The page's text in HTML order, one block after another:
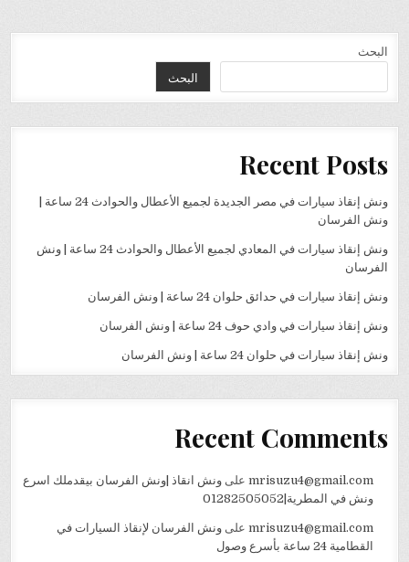
البحث
البحث
Recent Posts
ونش إنقاذ سيارات في مصر الجديدة لجميع الأعطال والحوادث 24 ساعة |
ونش الفرسان
ونش إنقاذ سيارات في المعادي لجميع الأعطال والحوادث 24 ساعة | ونش
الفرسان
ونش إنقاذ سيارات في حدائق حلوان 24 ساعة | ونش الفرسان
ونش إنقاذ سيارات في وادي حوف 24 ساعة | ونش الفرسان
ونش إنقاذ سيارات في حلوان 24 ساعة | ونش الفرسان
Recent Comments
mrisuzu4@gmail.comعلى ونش انقاذ |ونش الفرسان بيقدملك اسرع
ونش في المطرية|01282505052
mrisuzu4@gmail.comعلى ونش الفرسان لإنقاذ السيارات في
القطامية 24 ساعة بأسرع وصول